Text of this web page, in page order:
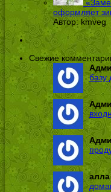
оформляет
Автор: kmveg
Свежие
базу
алла